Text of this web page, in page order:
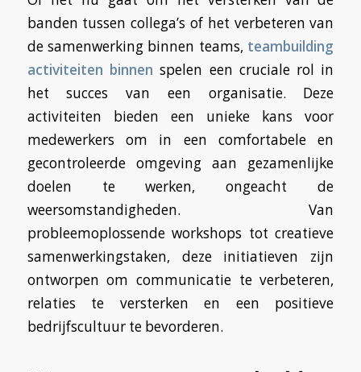
banden tussen collega’s of het verbeteren van
de samenwerking binnen teams, teambuilding
activiteiten binnen spelen een cruciale rol in
het succes van een organisatie. Deze
activiteiten bieden een unieke kans voor
medewerkers om in een comfortabele en
gecontroleerde omgeving aan gezamenlijke
doelen te werken, ongeacht de
weersomstandigheden. Van
probleemoplossende workshops tot creatieve
samenwerkingstaken, deze initiatieven zijn
ontworpen om communicatie te verbeteren,
relaties te versterken en een positieve
bedrijfscultuur te bevorderen.